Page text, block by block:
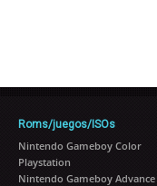
Roms/juegos/ISOs
Nintendo Gameboy Color
Playstation
Nintendo Gameboy Advance